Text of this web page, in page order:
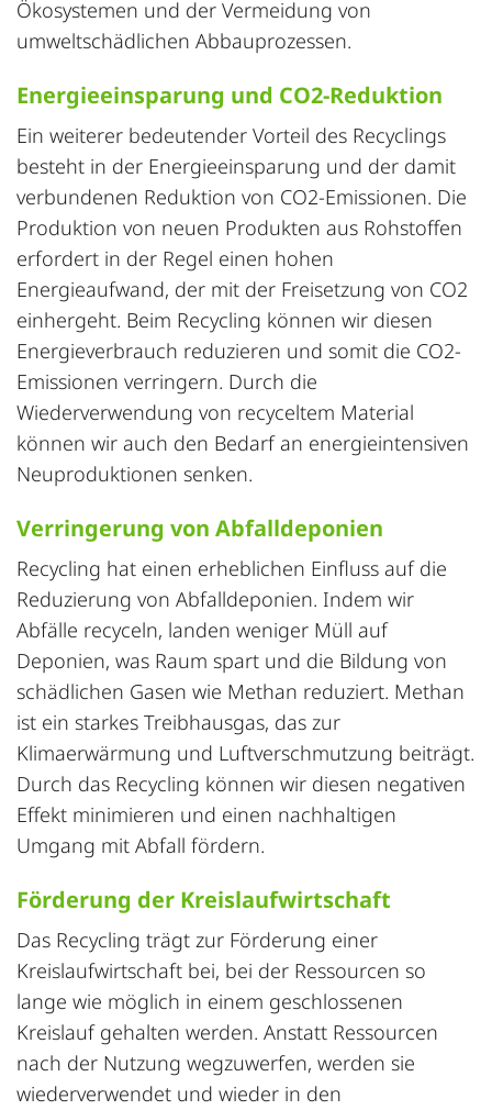
Ökosystemen und der Vermeidung von
umweltschädlichen Abbauprozessen.
Energieeinsparung und CO2-Reduktion
Ein weiterer bedeutender Vorteil des Recyclings
besteht in der Energieeinsparung und der damit
verbundenen Reduktion von CO2-Emissionen. Die
Produktion von neuen Produkten aus Rohstoffen
erfordert in der Regel einen hohen
Energieaufwand, der mit der Freisetzung von CO2
einhergeht. Beim Recycling können wir diesen
Energieverbrauch reduzieren und somit die CO2-
Emissionen verringern. Durch die
Wiederverwendung von recyceltem Material
können wir auch den Bedarf an energieintensiven
Neuproduktionen senken.
Verringerung von Abfalldeponien
Recycling hat einen erheblichen Einfluss auf die
Reduzierung von Abfalldeponien. Indem wir
Abfälle recyceln, landen weniger Müll auf
Deponien, was Raum spart und die Bildung von
schädlichen Gasen wie Methan reduziert. Methan
ist ein starkes Treibhausgas, das zur
Klimaerwärmung und Luftverschmutzung beiträgt.
Durch das Recycling können wir diesen negativen
Effekt minimieren und einen nachhaltigen
Umgang mit Abfall fördern.
Förderung der Kreislaufwirtschaft
Das Recycling trägt zur Förderung einer
Kreislaufwirtschaft bei, bei der Ressourcen so
lange wie möglich in einem geschlossenen
Kreislauf gehalten werden. Anstatt Ressourcen
nach der Nutzung wegzuwerfen, werden sie
wiederverwendet und wieder in den